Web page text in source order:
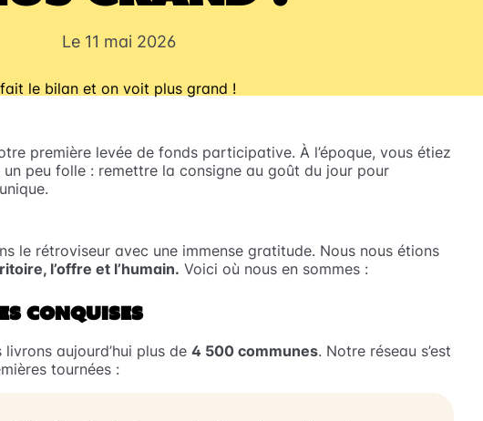
Le 11 mai 2026
première levée de fonds participative. À l’époque, vous étiez
peu folle : remettre la consigne au goût du jour pour
le rétroviseur avec une immense gratitude. Nous nous étions
l’offre et l’humain. Voici où nous en sommes :
CONQUISES
aujourd’hui plus de 4 500 communes. Notre réseau s’est
tournées :